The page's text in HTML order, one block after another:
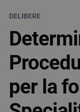
DELIBERE
per la